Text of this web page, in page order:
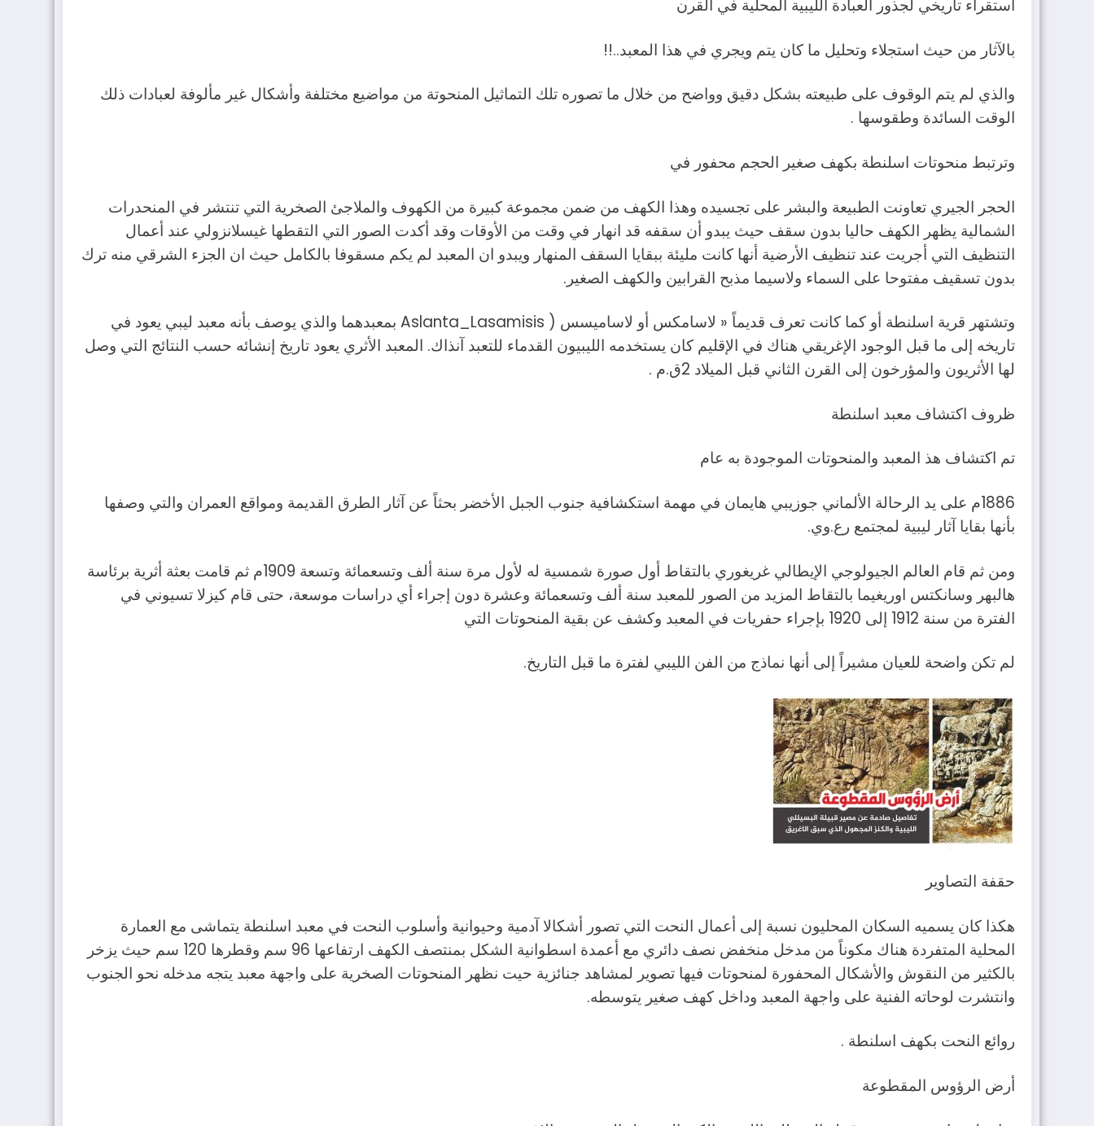
استقراء تاريخي لجذور العبادة الليبية المحلية في القرن
بالآثار من حيث استجلاء وتحليل ما كان يتم ويجري في هذا المعبد..!!
والذي لم يتم الوقوف على طبيعته بشكل دقيق وواضح من خلال ما تصوره تلك التماثيل المنحوتة من مواضيع مختلفة وأشكال غير مألوفة لعبادات ذلك
الوقت السائدة وطقوسها .
وترتبط منحوتات اسلنطة بكهف صغير الحجم محفور في
الحجر الجيري تعاونت الطبيعة والبشر على تجسيده وهذا الكهف من ضمن مجموعة كبيرة من الكهوف والملاجئ الصخرية التي تنتشر في المنحدرات
الشمالية يظهر الكهف حاليا بدون سقف حيث يبدو أن سقفه قد انهار في وقت من الأوقات وقد أكدت الصور التي التقطها غيسلانزولي عند أعمال
التنظيف التي أجريت عند تنظيف الأرضية أنها كانت مليئة ببقايا السقف المنهار ويبدو ان المعبد لم يكم مسقوفا بالكامل حيث ان الجزء الشرقي منه ترك
بدون تسقيف مفتوحا على السماء ولاسيما مذبح القرابين والكهف الصغير.
وتشتهر قرية اسلنطة أو كما كانت تعرف قديماً « لاسامكس أو لاساميسس ( Aslanta_Lasamisis بمعبدهما والذي يوصف بأنه معبد ليبي يعود في
تاريخه إلى ما قبل الوجود الإغريقي هناك في الإقليم كان يستخدمه الليبيون القدماء للتعبد آنذاك. المعبد الأثري يعود تاريخ إنشائه حسب النتائج التي وصل
لها الأثريون والمؤرخون إلى القرن الثاني قبل الميلاد 2ق.م .
ظروف اكتشاف معبد اسلنطة
تم اكتشاف هذ المعبد والمنحوتات الموجودة به عام
1886م على يد الرحالة الألماني جوزيبي هايمان في مهمة استكشافية جنوب الجبل الأخضر بحثاً عن آثار الطرق القديمة ومواقع العمران والتي وصفها
بأنها بقايا آثار ليبية لمجتمع رع.وي.
ومن ثم قام العالم الجيولوجي الإيطالي غريغوري بالتقاط أول صورة شمسية له لأول مرة سنة ألف وتسعمائة وتسعة 1909م ثم قامت بعثة أثرية برئاسة
هالبهر وسانكتس اوريغيما بالتقاط المزيد من الصور للمعبد سنة ألف وتسعمائة وعشرة دون إجراء أي دراسات موسعة، حتى قام كيزلا تسيوني في
الفترة من سنة 1912 إلى 1920 بإجراء حفريات في المعبد وكشف عن بقية المنحوتات التي
لم تكن واضحة للعيان مشيراً إلى أنها نماذج من الفن الليبي لفترة ما قبل التاريخ.
حقفة التصاوير
هكذا كان يسميه السكان المحليون نسبة إلى أعمال النحت التي تصور أشكالا آدمية وحيوانية وأسلوب النحت في معبد اسلنطة يتماشى مع العمارة
المحلية المتفردة هناك مكوناً من مدخل منخفض نصف دائري مع أعمدة اسطوانية الشكل بمنتصف الكهف ارتفاعها 96 سم وقطرها 120 سم حيث يزخر
بالكثير من النقوش والأشكال المحفورة لمنحوتات فيها تصوير لمشاهد جنائزية حيت نظهر المنحوتات الصخرية على واجهة معبد يتجه مدخله نحو الجنوب
وانتشرت لوحاته الفنية على واجهة المعبد وداخل كهف صغير يتوسطه.
روائع النحت بكهف اسلنطة .
أرض الرؤوس المقطوعة